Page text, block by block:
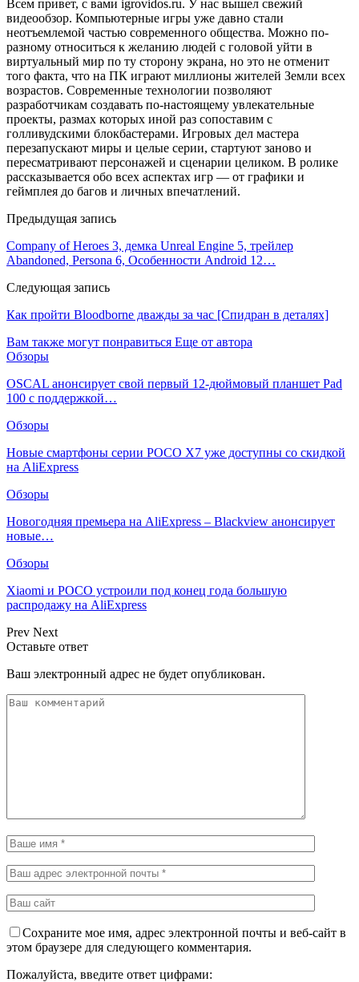
Всем привет, с вами igrovidos.ru. У нас вышел свежий
видеообзор. Компьютерные игры уже давно стали
неотъемлемой частью современного общества. Можно по-
разному относиться к желанию людей с головой уйти в
виртуальный мир по ту сторону экрана, но это не отменит
того факта, что на ПК играют миллионы жителей Земли всех
возрастов. Современные технологии позволяют
разработчикам создавать по-настоящему увлекательные
проекты, размах которых иной раз сопоставим с
голливудскими блокбастерами. Игровых дел мастера
перезапускают миры и целые серии, стартуют заново и
пересматривают персонажей и сценарии целиком. В ролике
рассказывается обо всех аспектах игр — от графики и
геймплея до багов и личных впечатлений.
Предыдущая запись
Company of Heroes 3, демка Unreal Engine 5, трейлер
Abandoned, Persona 6, Особенности Android 12…
Следующая запись
Как пройти Bloodborne дважды за час [Спидран в деталях]
Вам также могут понравиться Еще от автора
Обзоры
OSCAL анонсирует свой первый 12-дюймовый планшет Pad
100 с поддержкой…
Обзоры
Новые смартфоны серии POCO X7 уже доступны со скидкой
на AliExpress
Обзоры
Новогодняя премьера на AliExpress – Blackview анонсирует
новые…
Обзоры
Xiaomi и POCO устроили под конец года большую
распродажу на AliExpress
Prev Next
Оставьте ответ
Ваш электронный адрес не будет опубликован.
Сохраните мое имя, адрес электронной почты и веб-сайт в
этом браузере для следующего комментария.
Пожалуйста, введите ответ цифрами: